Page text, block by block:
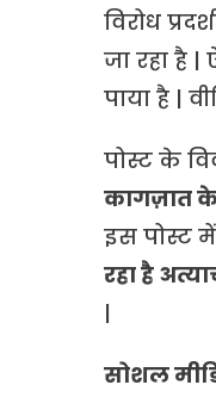
विरोध
जा रहा है
पाया है |
पोस्ट के
कागज़ात के
इस पोस्ट में
रहा है
|
सोशल